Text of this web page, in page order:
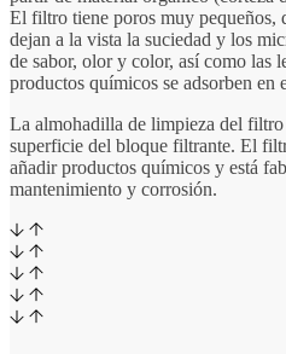
El filtro tiene poros muy pequeños,
dejan a la vista la suciedad y los
de sabor, olor y color, así como las
productos químicos se adsorben en
La almohadilla de limpieza del
superficie del bloque filtrante. El
añadir productos químicos y está
mantenimiento y corrosión.